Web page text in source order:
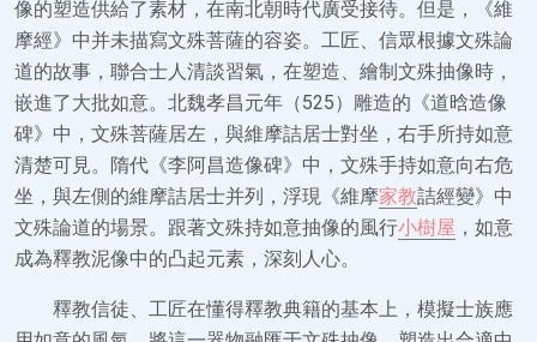
像的塑造供給了素材，在南北朝時代廣受接待。但是，《維
摩經》中并未描寫文殊菩薩的容姿。工匠、信眾根據文殊論
道的故事，聯合士人清談習氣，在塑造、繪制文殊抽像時，
嵌進了大批如意。北魏孝昌元年（525）雕造的《道晗造像
碑》中，文殊菩薩居左，與維摩詰居士對坐，右手所持如意
清楚可見。隋代《李阿昌造像碑》中，文殊手持如意向右危
坐，與左側的維摩詰居士并列，浮現《維摩家教詰經變》中
文殊論道的場景。跟著文殊持如意抽像的風行小樹屋 ，如意
成為釋教泥像中的凸起元素，深刻人心。
釋教信徒、工匠在懂得釋教典籍的基本上，模擬士族應